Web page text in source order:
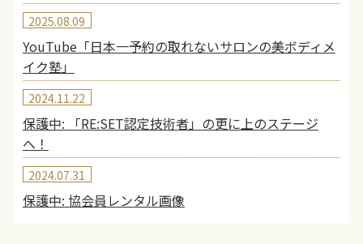
YouTube「日本一予約の取れないサロンの美ボディメ
イク塾」
2025.08.09
保護中: 「RE:SET認定技術者」の更に上のステージ
へ！
2024.11.22
保護中: 協会員レンタル画像
2024.07.31